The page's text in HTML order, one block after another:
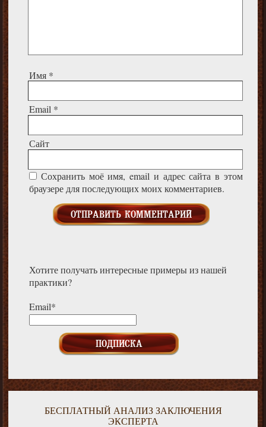
Имя *
Email *
Сайт
Сохранить моё имя, email и адрес сайта в этом
браузере для последующих моих комментариев.
Хотите получать интересные примеры из нашей
практики?
Email*
БЕСПЛАТНЫЙ АНАЛИЗ ЗАКЛЮЧЕНИЯ
ЭКСПЕРТА